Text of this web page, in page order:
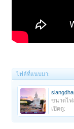
ไฟล์ที่แนบมา:
ขนาดไฟ
เปิดดู: